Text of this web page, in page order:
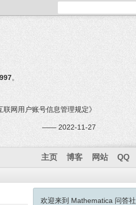
。
网用户账号信息管理规定》
—— 2022-11-27
QQ
网站
博客
主页
欢迎来到 Mathematica 问答